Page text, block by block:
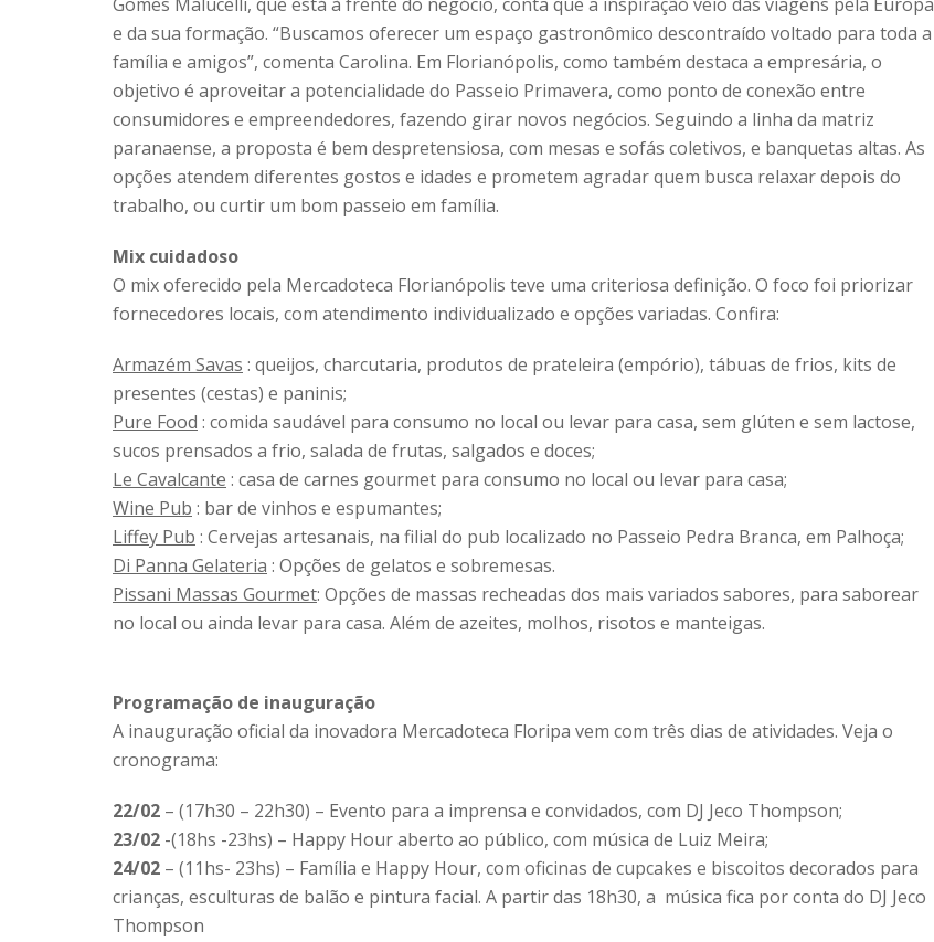
e da sua formação. “Buscamos oferecer um espaço gastronômico descontraído voltado para toda a
família e amigos”, comenta Carolina. Em Florianópolis, como também destaca a empresária, o
objetivo é aproveitar a potencialidade do Passeio Primavera, como ponto de conexão entre
consumidores e empreendedores, fazendo girar novos negócios. Seguindo a linha da matriz
paranaense, a proposta é bem despretensiosa, com mesas e sofás coletivos, e banquetas altas. As
opções atendem diferentes gostos e idades e prometem agradar quem busca relaxar depois do
trabalho, ou curtir um bom passeio em família.
Mix cuidadoso
O mix oferecido pela Mercadoteca Florianópolis teve uma criteriosa definição. O foco foi priorizar
fornecedores locais, com atendimento individualizado e opções variadas. Confira:
Armazém Savas : queijos, charcutaria, produtos de prateleira (empório), tábuas de frios, kits de
presentes (cestas) e paninis;
Pure Food : comida saudável para consumo no local ou levar para casa, sem glúten e sem lactose,
sucos prensados a frio, salada de frutas, salgados e doces;
Le Cavalcante : casa de carnes gourmet para consumo no local ou levar para casa;
Wine Pub : bar de vinhos e espumantes;
Liffey Pub : Cervejas artesanais, na filial do pub localizado no Passeio Pedra Branca, em Palhoça;
Di Panna Gelateria : Opções de gelatos e sobremesas.
Pissani Massas Gourmet: Opções de massas recheadas dos mais variados sabores, para saborear
no local ou ainda levar para casa. Além de azeites, molhos, risotos e manteigas.
Programação de inauguração
A inauguração oficial da inovadora Mercadoteca Floripa vem com três dias de atividades. Veja o
cronograma:
22/02 – (17h30 – 22h30) – Evento para a imprensa e convidados, com DJ Jeco Thompson;
23/02 -(18hs -23hs) – Happy Hour aberto ao público, com música de Luiz Meira;
24/02 – (11hs- 23hs) – Família e Happy Hour, com oficinas de cupcakes e biscoitos decorados para
crianças, esculturas de balão e pintura facial. A partir das 18h30, a música fica por conta do DJ Jeco
Thompson